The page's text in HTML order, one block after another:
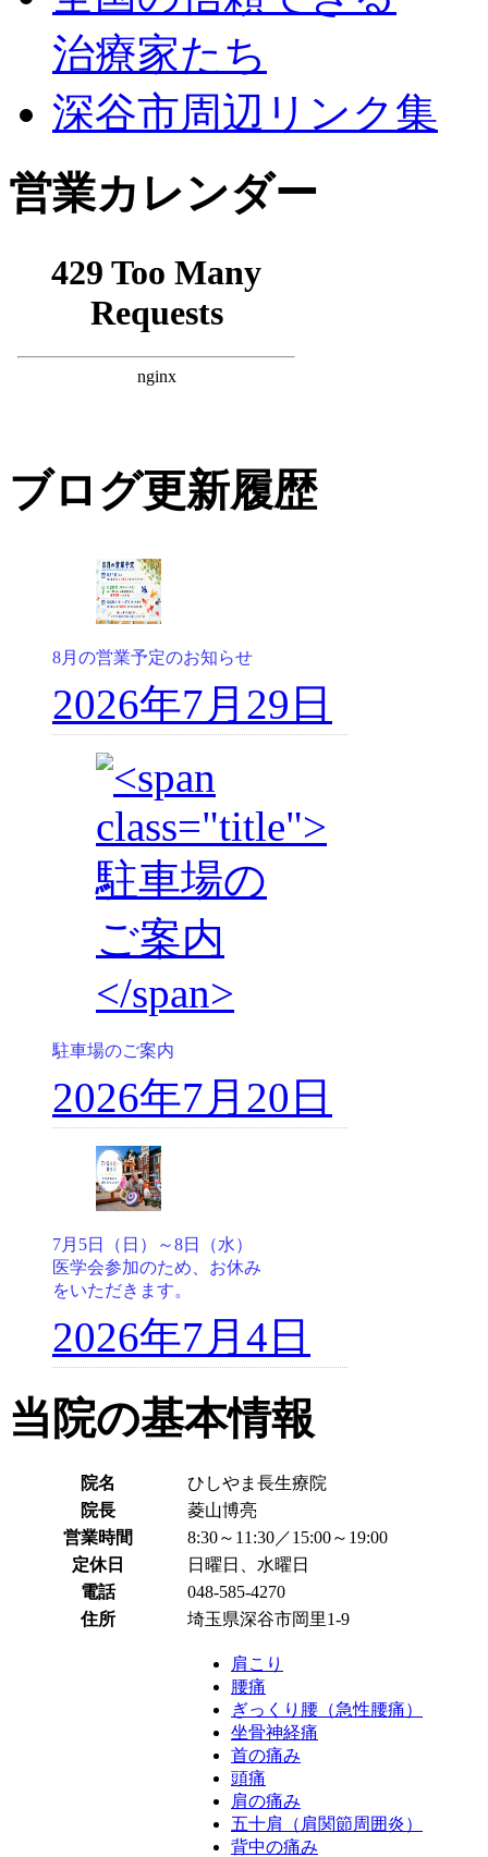
治療家たち
深谷市周辺リンク集
営業カレンダー
ブログ更新履歴
8月の営業予定のお知らせ
2026年7月29日
駐車場のご案内
2026年7月20日
7月5日（日）～8日（水）
医学会参加のため、お休み
をいただきます。
2026年7月4日
当院の基本情報
院名
ひしやま長生療院
院長
菱山博亮
営業時間
8:30～11:30／15:00～19:00
定休日
日曜日、水曜日
電話
048-585-4270
住所
埼玉県深谷市岡里1-9
肩こり
腰痛
ぎっくり腰（急性腰痛）
坐骨神経痛
首の痛み
頭痛
肩の痛み
五十肩（肩関節周囲炎）
背中の痛み